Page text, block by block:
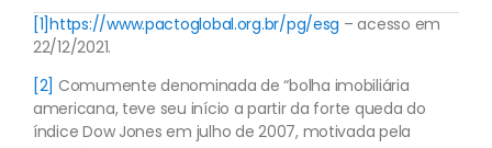
[1]https://www.pactoglobal.org.br/pg/esg – acesso em
22/12/2021.
[2] Comumente denominada de “bolha imobiliária
americana, teve seu início a partir da forte queda do
índice Dow Jones em julho de 2007, motivada pela